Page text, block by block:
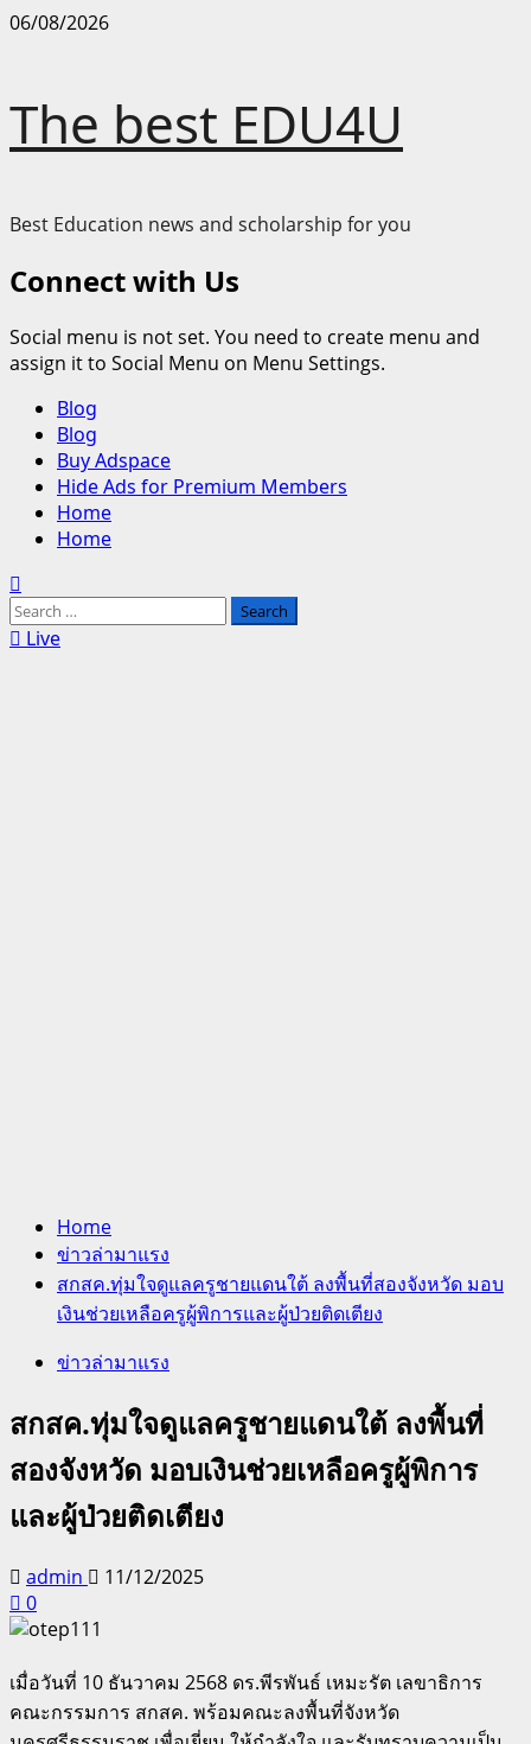
Skip
06/08/2026
The best EDU4U
Best Education news and scholarship for you
Connect with Us
Social menu is not set. You need to create menu and
assign it to Social Menu on Menu Settings.
Primary
Menu
Blog
Blog
Buy Adspace
Hide Ads for Premium Members
Home
Home
Search
for:Live
Home
ข่าวล่ามาแรง
สกสค.ทุ่มใจดูแลครูชายแดนใต้ ลงพื้นที่สองจังหวัด มอบ
เงินช่วยเหลือครูผู้พิการและผู้ป่วยติดเตียง
ข่าวล่ามาแรง
สกสค.ทุ่มใจดูแลครูชายแดนใต้ ลงพื้นที่
สองจังหวัด มอบเงินช่วยเหลือครูผู้พิการ
และผู้ป่วยติดเตียง
admin
11/12/2025
0
เมื่อวันที่ 10 ธันวาคม 2568 ดร.พีรพันธ์ เหมะรัต เลขาธิการ
คณะกรรมการ สกสค. พร้อมคณะลงพื้นที่จังหวัด